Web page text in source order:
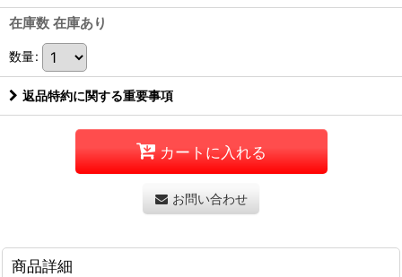
在庫数 在庫あり
数量:
返品特約に関する重要事項
カートに入れる
お問い合わせ
商品詳細